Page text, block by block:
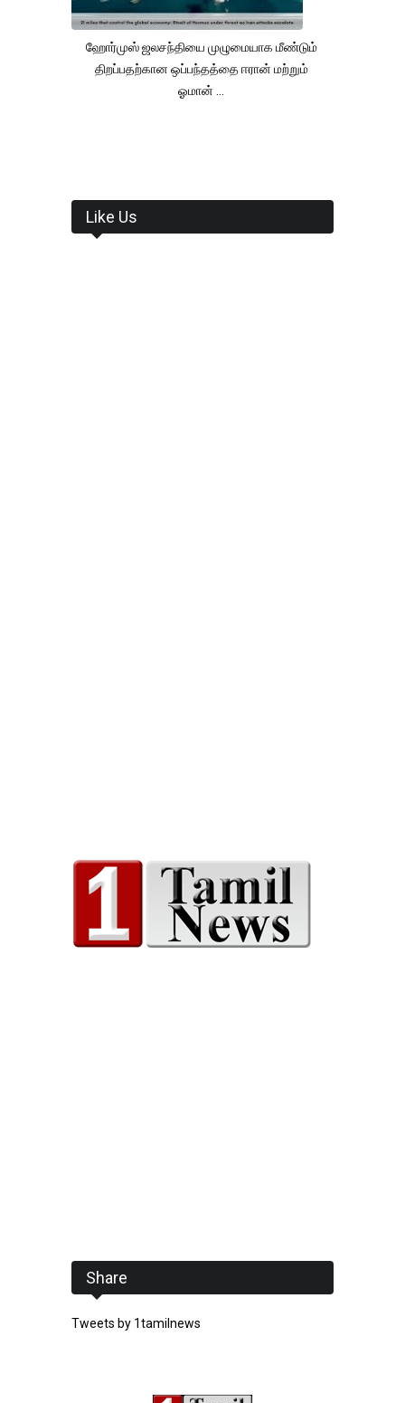
ஹோர்முஸ் ஜலசந்தியை முழுமையாக மீண்டும்
திறப்பதற்கான ஒப்பந்தத்தை ஈரான் மற்றும்
ஓமான் ...
Like Us
Share
Tweets by 1tamilnews